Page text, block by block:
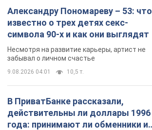
Александру Пономареву – 53: что
известно о трех детях секс-
символа 90-х и как они выглядят
Несмотря на развитие карьеры, артист не
забывал о личном счастье
9.08.2026 04:01 10,5 т.
В ПриватБанке рассказали,
действительны ли доллары 1996
года: принимают ли обменники и